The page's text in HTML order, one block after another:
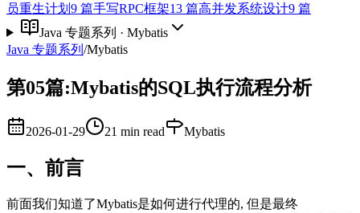
员重生计划 9 篇手写RPC框架13 篇高并发系统设计9 篇
Java 专题系列 · Mybatis
Java 专题系列 /Mybatis
第05篇:Mybatis的SQL执行流程分析
2026-01-29 21 min read Mybatis
一、前言
前面我们知道了Mybatis是如何进行代理的, 但是最终